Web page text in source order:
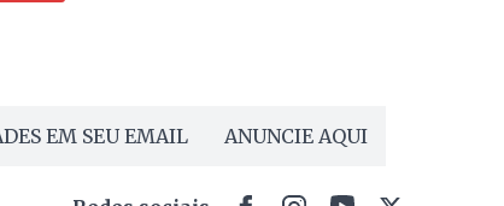
EM SEU EMAIL ANUNCIE AQUI